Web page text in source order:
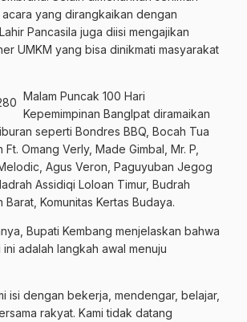
yang dirangkaikan dengan
Pancasila juga diisi mengajikan
UMKM yang bisa dinikmati masyarakat
Malam Puncak 100 Hari
Kepemimpinan BangIpat diramaikan
seperti Bondres BBQ, Bocah Tua
Ft. Omang Verly, Made Gimbal, Mr. P,
Agus Veron, Paguyuban Jegog
Assidiqi Loloan Timur, Budrah
Barat, Komunitas Kertas Budaya.
Bupati Kembang menjelaskan bahwa
adalah langkah awal menuju
isi dengan bekerja, mendengar, belajar,
rakyat. Kami tidak datang